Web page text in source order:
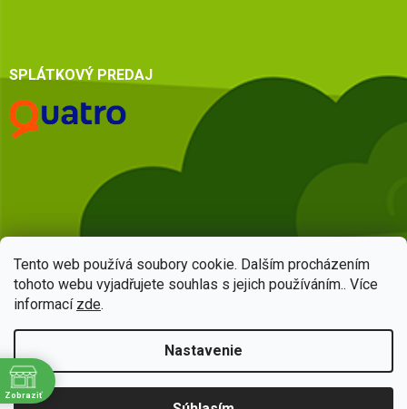
Tento web používá soubory cookie. Dalším procházením
tohoto webu vyjadřujete souhlas s jejich používáním.. Více
informací zde.
Nastavenie
SPLÁTKOVÝ PREDAJ
Copyright 2026
Zobraziť